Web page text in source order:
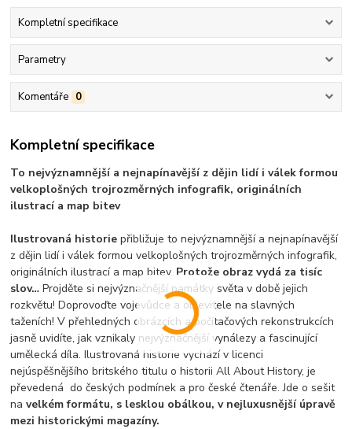
Kompletní specifikace
Parametry
Komentáře 0
Kompletní specifikace
To nejvýznamnější a nejnapínavější z dějin lidí i válek formou
velkoplošných trojrozměrných infografik, originálních
ilustrací a map bitev
Ilustrovaná historie přibližuje to nejvýznamnější a nejnapínavější
z dějin lidí i válek formou velkoplošných trojrozměrných infografik,
originálních ilustrací a map bitev. Protože obraz vydá za tisíc
slov… Projděte si nejvýznačnější památky světa v době jejich
rozkvětu! Doprovoďte vojevůdce a objevitele na slavných
taženích! V přehledných obrázcích a počítačových rekonstrukcích
jasně uvidíte, jak vznikaly nejvýznačnější vynálezy a fascinující
umělecká díla. Ilustrovaná historie vychází v licenci
nejúspěšnějšího britského titulu o historii All About History, je
převedená do českých podmínek a pro české čtenáře. Jde o sešit
navelkém formátu, s lesklou obálkou, v nejluxusnější úpravě
mezi historickými magazíny.